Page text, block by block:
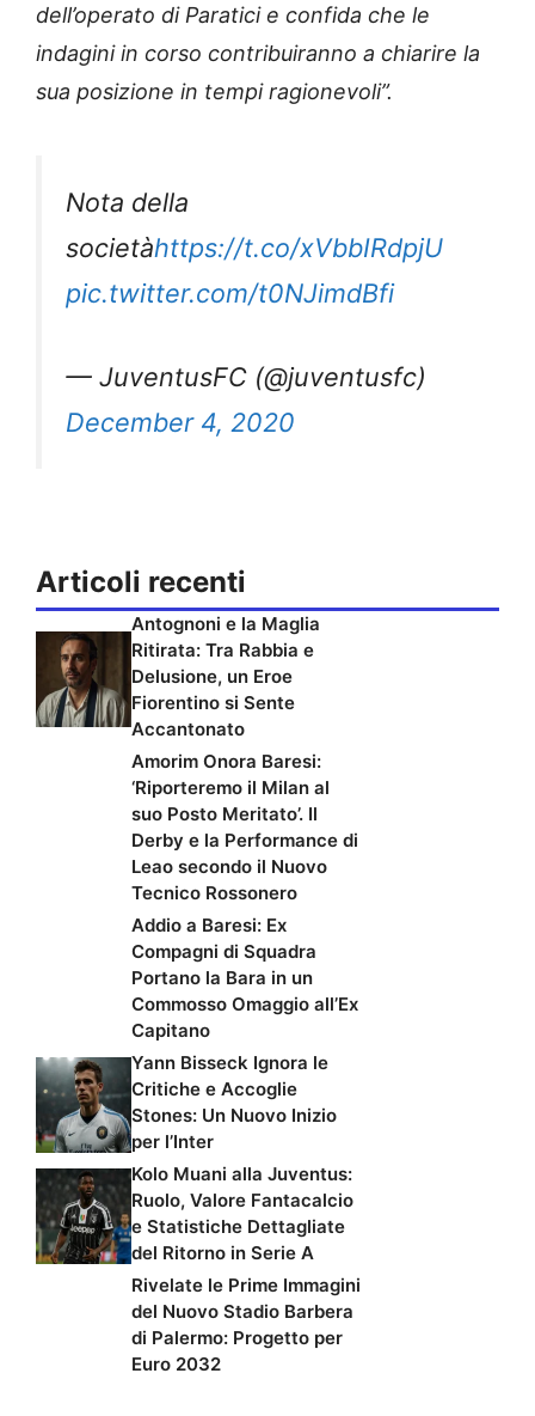
dell’operato di Paratici e confida che le
indagini in corso contribuiranno a chiarire la
sua posizione in tempi ragionevoli”.
Nota della
societàhttps://t.co/xVbbIRdpjU
pic.twitter.com/t0NJimdBfi
— JuventusFC (@juventusfc)
December 4, 2020
Articoli recenti
Antognoni e la Maglia
Ritirata: Tra Rabbia e
Delusione, un Eroe
Fiorentino si Sente
Accantonato
Amorim Onora Baresi:
‘Riporteremo il Milan al
suo Posto Meritato’. Il
Derby e la Performance di
Leao secondo il Nuovo
Tecnico Rossonero
Addio a Baresi: Ex
Compagni di Squadra
Portano la Bara in un
Commosso Omaggio all’Ex
Capitano
Yann Bisseck Ignora le
Critiche e Accoglie
Stones: Un Nuovo Inizio
per l’Inter
Kolo Muani alla Juventus:
Ruolo, Valore Fantacalcio
e Statistiche Dettagliate
del Ritorno in Serie A
Rivelate le Prime Immagini
del Nuovo Stadio Barbera
di Palermo: Progetto per
Euro 2032